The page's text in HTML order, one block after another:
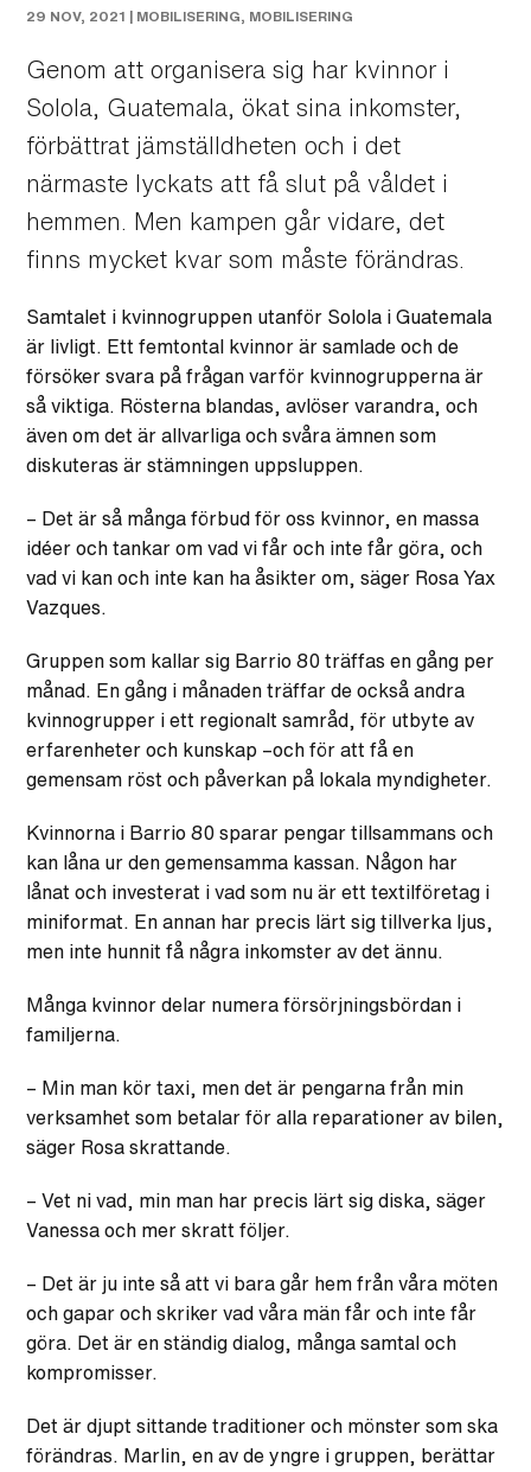
29 NOV, 2021 | MOBILISERING, MOBILISERING
Genom att organisera sig har kvinnor i
Solola, Guatemala, ökat sina inkomster,
förbättrat jämställdheten och i det
närmaste lyckats att få slut på våldet i
hemmen. Men kampen går vidare, det
finns mycket kvar som måste förändras.
Samtalet i kvinnogruppen utanför Solola i Guatemala
är livligt. Ett femtontal kvinnor är samlade och de
försöker svara på frågan varför kvinnogrupperna är
så viktiga. Rösterna blandas, avlöser varandra, och
även om det är allvarliga och svåra ämnen som
diskuteras är stämningen uppsluppen.
– Det är så många förbud för oss kvinnor, en massa
idéer och tankar om vad vi får och inte får göra, och
vad vi kan och inte kan ha åsikter om, säger Rosa Yax
Vazques.
Gruppen som kallar sig Barrio 80 träffas en gång per
månad. En gång i månaden träffar de också andra
kvinnogrupper i ett regionalt samråd, för utbyte av
erfarenheter och kunskap –och för att få en
gemensam röst och påverkan på lokala myndigheter.
Kvinnorna i Barrio 80 sparar pengar tillsammans och
kan låna ur den gemensamma kassan. Någon har
lånat och investerat i vad som nu är ett textilföretag i
miniformat. En annan har precis lärt sig tillverka ljus,
men inte hunnit få några inkomster av det ännu.
Många kvinnor delar numera försörjningsbördan i
familjerna.
– Min man kör taxi, men det är pengarna från min
verksamhet som betalar för alla reparationer av bilen,
säger Rosa skrattande.
– Vet ni vad, min man har precis lärt sig diska, säger
Vanessa och mer skratt följer.
– Det är ju inte så att vi bara går hem från våra möten
och gapar och skriker vad våra män får och inte får
göra. Det är en ständig dialog, många samtal och
kompromisser.
Det är djupt sittande traditioner och mönster som ska
förändras. Marlin, en av de yngre i gruppen, berättar